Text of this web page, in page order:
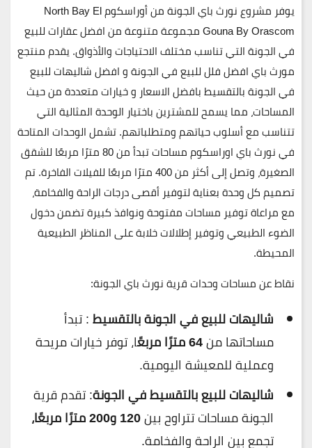
يوفر مشروع نورث باي الجونة من أوراسكومNorth Bay El
Gouna By Orascomمجموعة متنوعة من افضل عقارات للبيع
في الجونة التي تناسب مختلف الاحتياجات والأذواق. يقدم منتجع
مورث باي افضل فلل للبيع في الجونة و افضل شاليهات للبيع
في الجونة بالتقسيط بافضل الاسعار و خيارات متعددة من حيث
المساحات، مما يسمح للمشترين باختيار الوحدة المثالية التي
تتناسب مع أسلوب حياتهم ومتطلباتهم. تشمل الوحدات المتاحة
في نورث باي اوراسكوم مساحات تبدأ من 80 مترًا مربعًا للشقق
الصغيرة، وتصل إلى أكثر من 400 مترًا مربعًا للفيلات الفاخرة. تم
تصميم كل وحدة بعناية لتوفير أقصى درجات الراحة والفخامة،
مع مراعاة توفير مساحات مفتوحة ونوافذ كبيرة تضمن دخول
الضوء الطبيعي وتوفير إطلالات خلابة على المناظر الطبيعية
المحيطة.
نقاط عن مساحات وحدات قرية نورث باي الجونة:
شاليهات للبيع في الجونة بالتقسيط: تبدأ
مساحاتها من64 مترًا مربعً
ا، توفر خيارات مريحة
وعملية للمعيشة اليومية.
شاليهات للبيع بالتقسيط في الجونة: تقدم قرية
الجونة مساحات تتراوح بين120 و200 مترًا مربعًا،
تجمع بين الراحة والفخامة.